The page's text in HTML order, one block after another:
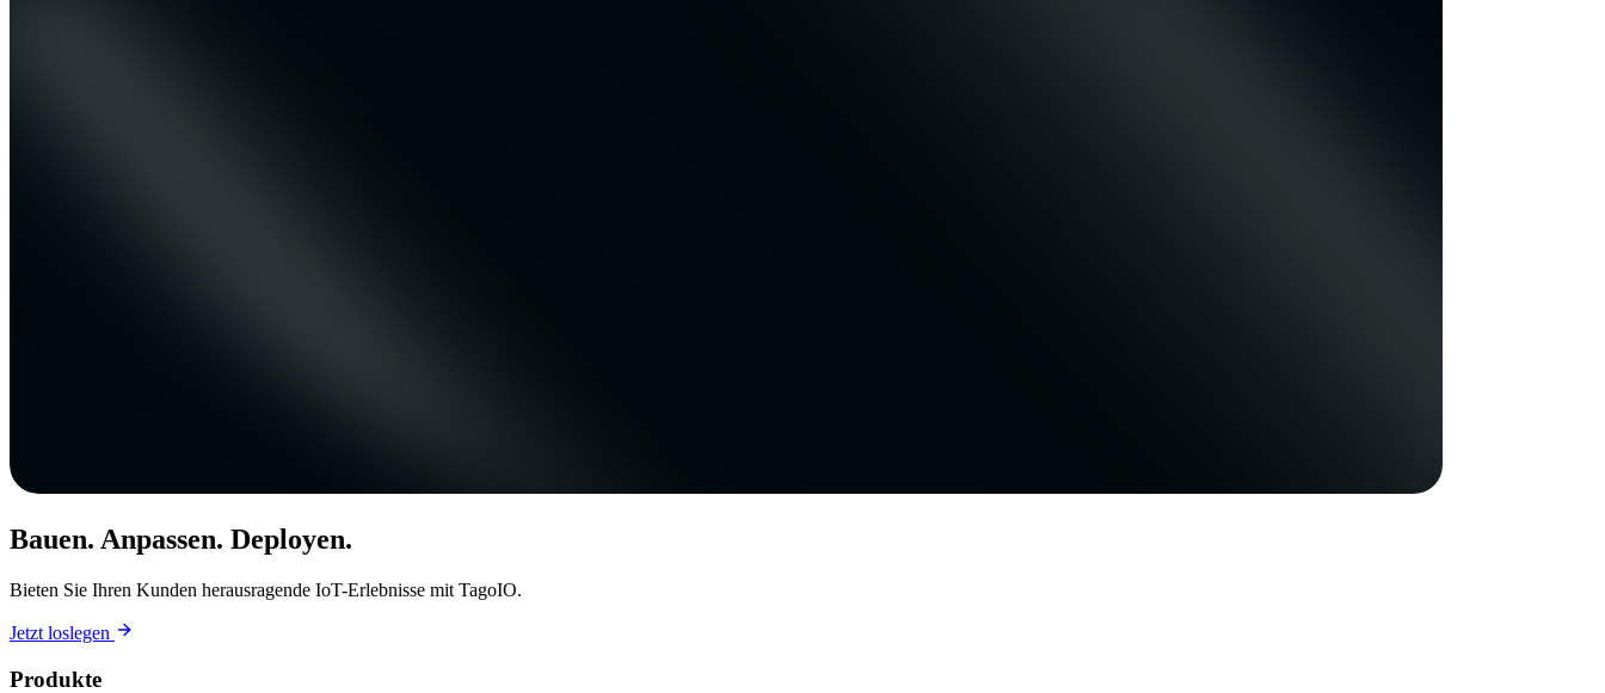
Bauen. Anpassen. Deployen.
Bieten Sie Ihren Kunden herausragende IoT-Erlebnisse mit TagoIO.
Jetzt loslegen
Produkte